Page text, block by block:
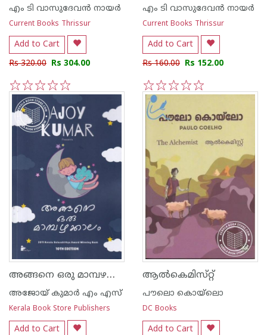
എം ടി വാസുദേവന്‍ നായര്‍
Current Books Thrissur
Add to Cart
Rs 320.00 Rs 304.00
5
4
3
2
1
എം ടി വാസുദേവന്‍ നായര്‍
Current Books Thrissur
Add to Cart
Rs 160.00 Rs 152.00
5
4
3
2
1
അങ്ങനെ ഒരു മാമ്പഴക്കാലം
അജോയ് കുമാര്‍ എം എസ്
Kerala Book Store Publishers
Add to Cart
ആല്‍കെമിസ്‌റ്റ്‌
പൗലൊ കൊയ്ലൊ
DC Books
Add to Cart